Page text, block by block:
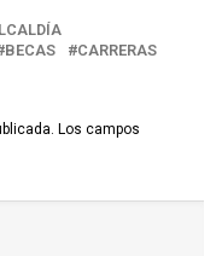
BECAS
CARRERAS
Los campos